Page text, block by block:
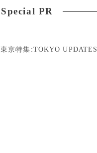
Special PR
東京特集:TOKYO UPDATES